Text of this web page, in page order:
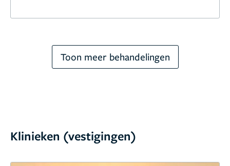
Toon meer behandelingen
Klinieken (vestigingen)